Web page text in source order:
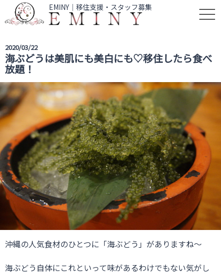
EMINY｜移住支援・スタッフ募集
t
l
n
a
a
t
i
2020/03/22
海ぶどうは美肌にも美白にも♡移住したら食べ
放題！
沖縄の人気食材のひとつに 「海ぶどう」 がありますね〜
海ぶどう自体にこれといって味があるわけでもない気がし